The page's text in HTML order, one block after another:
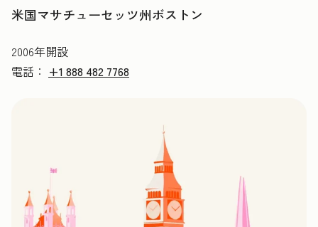
米国マサチューセッツ州ボストン
2006年開設
電話： +1 888 482 7768